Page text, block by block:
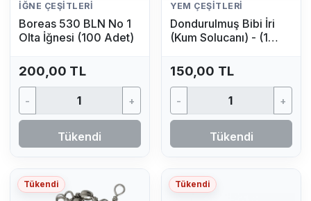
İĞNE ÇEŞITLERI
Boreas 530 BLN No 1
Olta İğnesi (100 Adet)
200,00 TL
- +
Tükendi
YEM ÇEŞITLERI
Dondurulmuş Bibi İri
(Kum Solucanı) - (1
150,00 TL
- +
Tükendi
Tükendi Tükendi